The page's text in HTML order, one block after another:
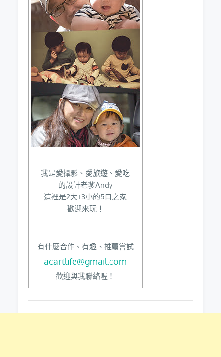
我是愛攝影、愛旅遊、愛吃
的設計老爹Andy
這裡是2大+3小的5口之家
歡迎來玩！
有什麼合作、有趣、推薦嘗試
acartlife@gmail.com
歡迎與我聯絡喔！